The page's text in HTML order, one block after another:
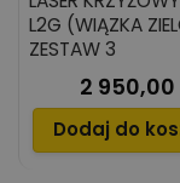
L2G (WIĄZKA
ZESTAW 3
Cena
2 950,00
Dodaj do